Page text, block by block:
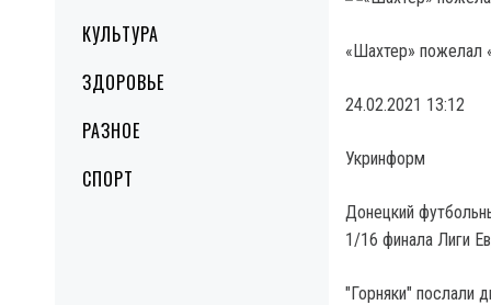
КУЛЬТУРА
ЗДОРОВЬЕ
РАЗНОЕ
СПОРТ
«Шахтер» пожелал
24.02.2021 13:12
Укринформ
Донецкий
1/16 финала Лиги
"Горняки" послали